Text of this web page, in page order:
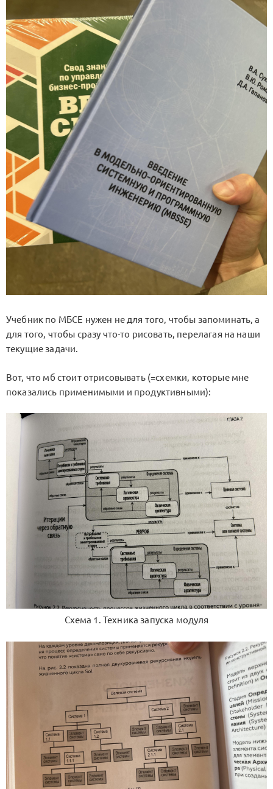
Учебник по МБСЕ нужен не для того, чтобы запоминать, а
для того, чтобы сразу что-то рисовать, перелагая на наши
текущие задачи.
Вот, что мб стоит отрисовывать (=схемки, которые мне
показались применимыми и продуктивными):
Схема 1. Техника запуска модуля